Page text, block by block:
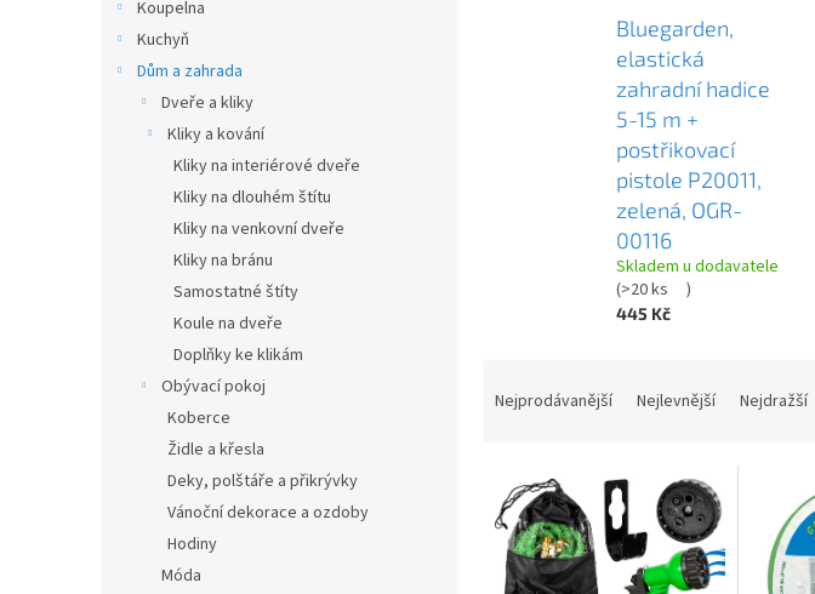
Koupelna
Kuchyň
Dům a zahrada
Dveře a kliky
Kliky a kování
Kliky na interiérové dveře
Kliky na dlouhém štítu
Kliky na venkovní dveře
Kliky na bránu
Samostatné štíty
Koule na dveře
Doplňky ke klikám
Obývací pokoj
Koberce
Židle a křesla
Deky, polštáře a přikrývky
Vánoční dekorace a ozdoby
Hodiny
Móda
Bluegarden,
elastická
zahradní hadice
5-15 m +
postřikovací
pistole P20011,
zelená, OGR-
00116
Skladem u dodavatele
(>20 ks )
445 Kč
p
Nejprodávanější Nejlevnější Nejdražší
p